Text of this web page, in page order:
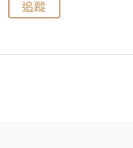
追蹤